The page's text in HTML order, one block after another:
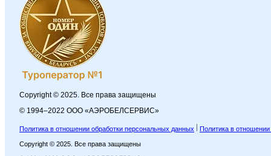
Copyright © 2025. Все права защищены
© 1994–2022 ООО «АЭРОБЕЛСЕРВИС»
Политика в отношении обработки персональных данных Политика в отношении
Copyright © 2025. Все права защищены